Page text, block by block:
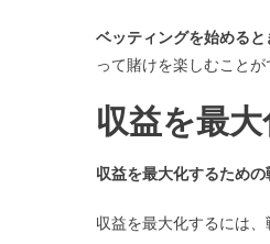
ベッティングを始めると
って賭けを楽しむことが
収益を最
収益を最大化するため
収益を最大化するには